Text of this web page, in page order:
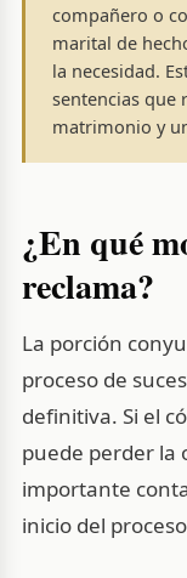
compañero o
marital de
la necesidad.
sentencias que
matrimonio y
¿En qué
reclama?
La porción
proceso de
definitiva. Si el
puede perder la
importante
inicio del